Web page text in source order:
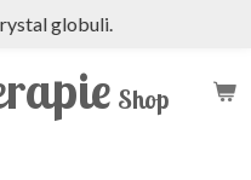
Shop